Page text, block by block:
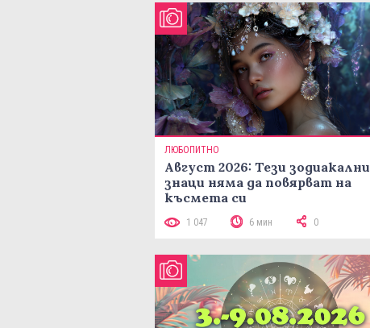
ЛЮБОПИТНО
Август 2026: Тези зодиакални
знаци няма да повярват на
късмета си
1 047 6 мин 0